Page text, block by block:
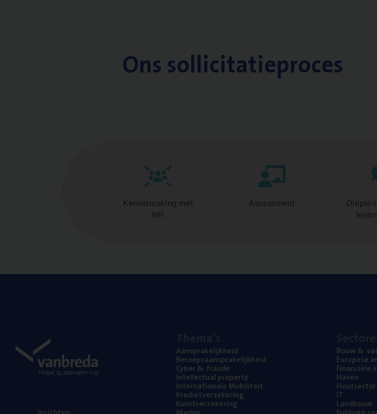
Ons sollicitatieproces
Kennismaking met
HR
Assessment
Diepte-
Aan­spra­ke­lijk­heid
Beroeps­aan­spra­ke­lijk­heid
Cyber& fraude
Intel­lec­tu­al property
Inter­na­ti­o­na­le Mobiliteit
Kre­diet­ver­ze­ke­ring
Kunst­ver­ze­ke­ring
Bouw&
Euro­pe­se
Finan­ci­ë­le
Haven
Hout­sec­tor
IT
Land­bouw